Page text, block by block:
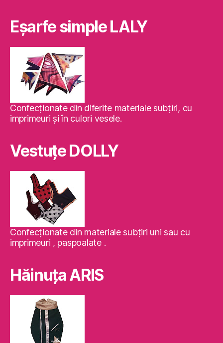
Eşarfe simple LALY
Confecţionate din diferite materiale subţiri, cu
imprimeuri şi în culori vesele.
Vestuţe DOLLY
Confecţionate din materiale subţiri uni sau cu
imprimeuri , paspoalate .
Hăinuţa ARIS